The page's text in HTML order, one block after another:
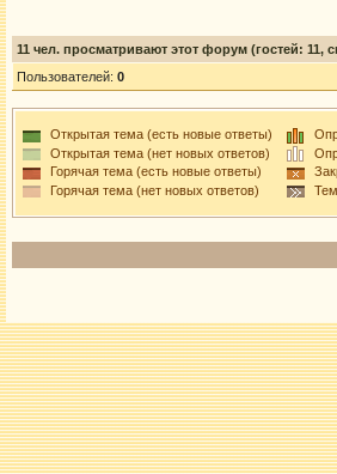
11 чел. просматривают этот форум (гостей: 11,
Пользователей: 0
Открытая тема (есть новые ответы)
Открытая тема (нет новых ответов)
Горячая тема (есть новые ответы)
Горячая тема (нет новых ответов)